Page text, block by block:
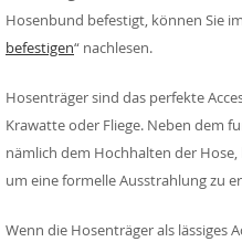
Hosenbund befestigt, können Sie
befestigen“ nachlesen.
Hosenträger sind das perfekte
Krawatte oder Fliege. Neben dem
nämlich dem Hochhalten der
um eine formelle Ausstrahlung zu
Wenn die Hosenträger als lässiges